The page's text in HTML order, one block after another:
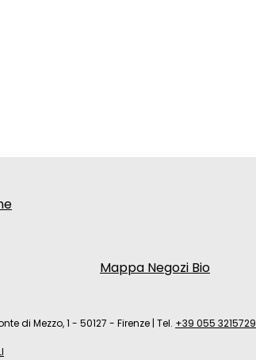
Mappa Negozi Bio
di Mezzo, 1 - 50127 - Firenze | Tel. +39 055 3215729